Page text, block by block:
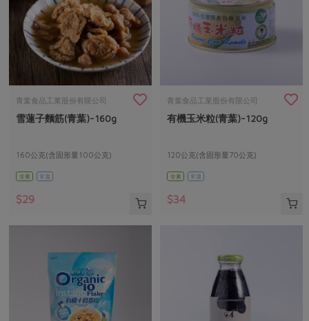
青葉食品工業股份有限公司
雪蓮子麵筋(青葉)-160g
160公克(含固形量100公克)
全素 常溫
$29
青葉食品工業股份有限公司
有機玉米粒(青葉)-120g
120公克(含固形量70公克)
全素 常溫
$34